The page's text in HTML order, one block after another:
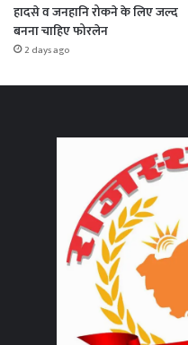
हादसे व जनहानि रोकने के लिए जल्द
बनना चाहिए फोरलेन
2 days ago